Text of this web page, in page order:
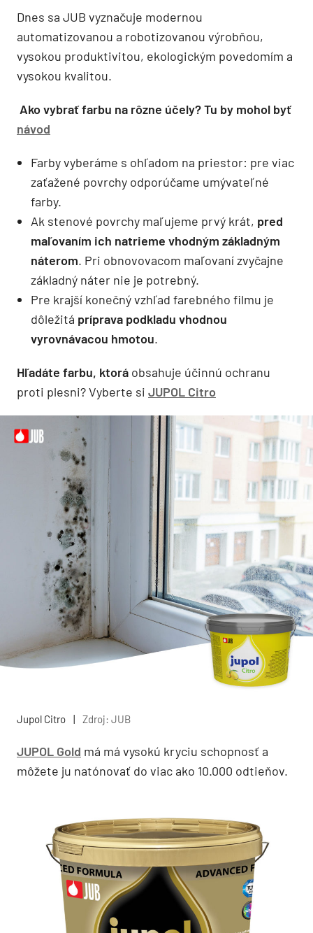
Dnes sa JUB vyznačuje modernou
automatizovanou a robotizovanou výrobňou,
vysokou produktivitou, ekologickým povedomím a
vysokou kvalitou.
Ako vybrať farbu na rôzne účely? Tu by mohol byť
návod
Farby vyberáme s ohľadom na priestor: pre viac
zaťažené povrchy odporúčame umývateľné
farby.
Ak stenové povrchy maľujeme prvý krát, pred
maľovaním ich natrieme vhodným základným
náterom. Pri obnovovacom maľovaní zvyčajne
základný náter nie je potrebný.
Pre krajší konečný vzhľad farebného filmu je
dôležitá príprava podkladu vhodnou
vyrovnávacou hmotou.
Hľadáte farbu, ktorá obsahuje účinnú ochranu
proti plesni? Vyberte si JUPOL Citro
Jupol Citro Zdroj: JUB
JUPOL Gold má má vysokú kryciu schopnosť a
môžete ju natónovať do viac ako 10.000 odtieňov.